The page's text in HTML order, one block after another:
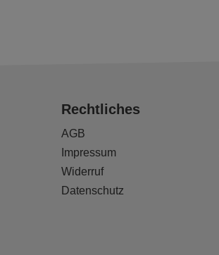
Rechtliches
AGB
Impressum
Widerruf
Datenschutz